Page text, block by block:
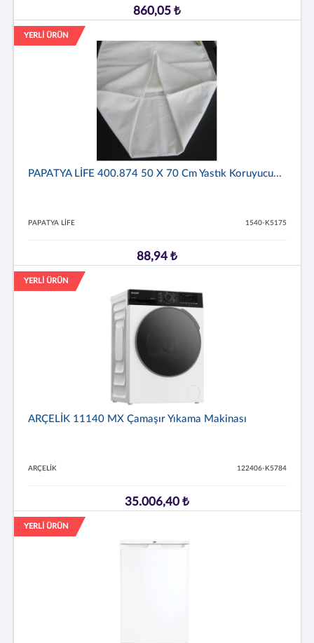
860,05 ₺
YERLİ ÜRÜN
PAPATYA LİFE 400.874 50 X 70 Cm Yastık Koruyucu...
PAPATYA LİFE 1540-K5175
88,94 ₺
YERLİ ÜRÜN
ARÇELİK 11140 MX Çamaşır Yıkama Makinası
ARÇELİK 122406-K5784
35.006,40 ₺
YERLİ ÜRÜN